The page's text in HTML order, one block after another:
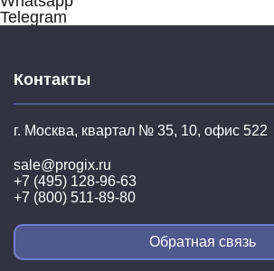
Контакты
г. Москва, квартал № 35, 10, офис 522
sale@progix.ru
+7 (495) 128-96-63
+7 (800) 511-89-80
Обратная связь
Telegram